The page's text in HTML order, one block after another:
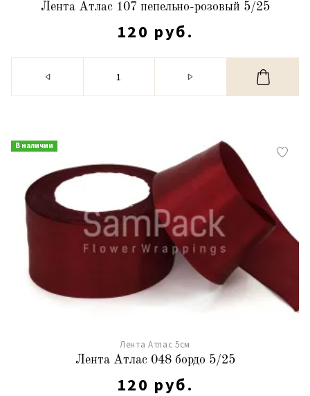
Лента Атлас 107 пепельно-розовый 5/25
120 руб.
В наличии
Лента Атлас 5см
Лента Атлас 048 бордо 5/25
120 руб.